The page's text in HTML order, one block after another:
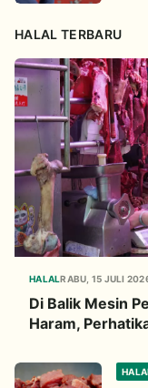
HALAL TERBARU
HALALRABU, 15 JULI
Di Balik Mesin
Haram,